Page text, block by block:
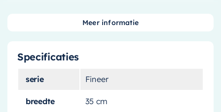
design enAsh Grey
De kolomkast is vervaardigd uit
Specificaties
serie Fineer
breedte 35 cm
Meer informatie